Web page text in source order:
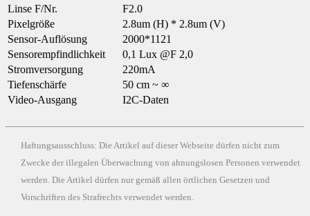
Linse F/Nr.
F2.0
Pixelgröße
2.8um (H) * 2.8um (V)
Sensor-Auflösung
2000*1121
Sensorempfindlichkeit
0,1 Lux @F 2,0
Stromversorgung
220mA
Tiefenschärfe
50 cm ~ ∞
Video-Ausgang
I2C-Daten
Haftungsausschluss: Die Artikel auf dieser Webseite dürfen nicht zum
Zwecke der illegalen Überwachung von ahnungslosen Personen verwendet
werden. Die Artikel dürfen nur gemäß allen örtlichen Gesetzen und
Vorschriften des Strafrechts verwendet werden.